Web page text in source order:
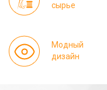
сырье
Модный
дизайн